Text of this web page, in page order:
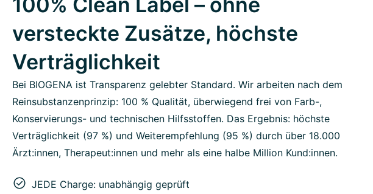
versteckte Zusätze, höchste
Verträglichkeit
Bei BIOGENA ist Transparenz gelebter Standard. Wir arbeiten nach dem
Reinsubstanzenprinzip: 100 % Qualität, überwiegend frei von Farb-,
Konservierungs- und technischen Hilfsstoffen. Das Ergebnis: höchste
Verträglichkeit (97 %) und Weiterempfehlung (95 %) durch über 18.000
Ärzt:innen, Therapeut:innen und mehr als eine halbe Million Kund:innen.
JEDE Charge: unabhängig geprüft